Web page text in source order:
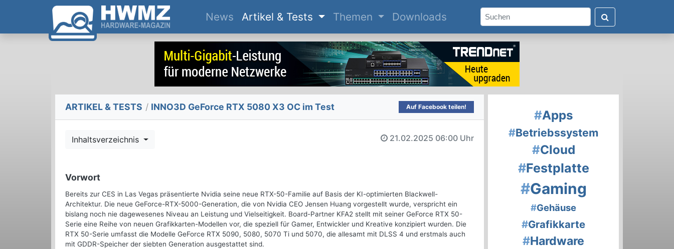
News(current)
Artikel & Tests Themen Downloads
ARTIKEL & TESTS / INNO3D GeForce RTX 5080 X3 OC im Test Auf Facebook teilen!
Inhaltsverzeichnis 21.02.2025 06:00 Uhr
Vorwort
Bereits zur CES in Las Vegas präsentierte Nvidia seine neue RTX-50-Familie auf Basis der KI-optimierten Blackwell-
Architektur. Die neue GeForce-RTX-5000-Generation, die von Nvidia CEO Jensen Huang vorgestellt wurde, verspricht ein
bislang noch nie dagewesenes Niveau an Leistung und Vielseitigkeit. Board-Partner KFA2 stellt mit seiner GeForce RTX 50-
Serie eine Reihe von neuen Grafikkarten-Modellen vor, die speziell für Gamer, Entwickler und Kreative konzipiert wurden. Die
RTX 50-Serie umfasst die Modelle GeForce RTX 5090, 5080, 5070 Ti und 5070, die allesamt mit DLSS 4 und erstmals auch
mit GDDR-Speicher der siebten Generation ausgestattet sind.
#Apps
#Betriebssystem
#Cloud
#Festplatte
#Gaming
#Gehäuse
#Grafikkarte
#Hardware